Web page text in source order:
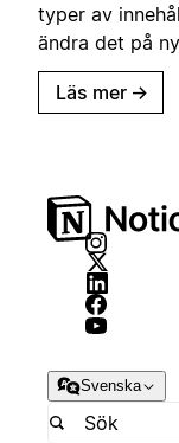
typer av
ändra det på
Läs mer →
Svenska